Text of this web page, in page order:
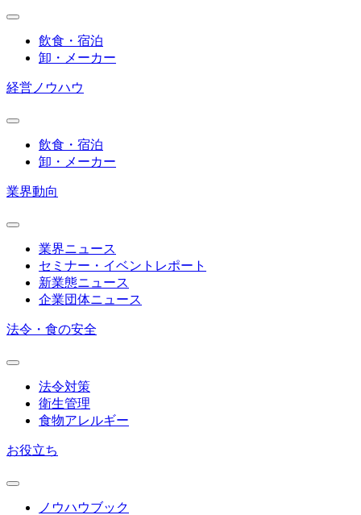
飲食・宿泊
卸・メーカー
経営ノウハウ
飲食・宿泊
卸・メーカー
業界動向
業界ニュース
セミナー・イベントレポート
新業態ニュース
企業団体ニュース
法令・食の安全
法令対策
衛生管理
食物アレルギー
お役立ち
ノウハウブック